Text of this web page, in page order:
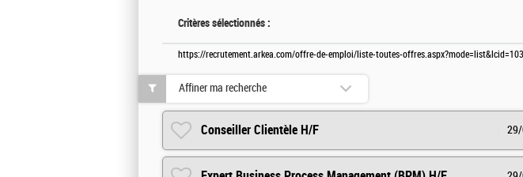
Critères sélectionnés :
https://recrutement.arkea.com/offre-de-emploi/liste-toutes-
Conseiller Clientèle H/F
Affiner ma recherche